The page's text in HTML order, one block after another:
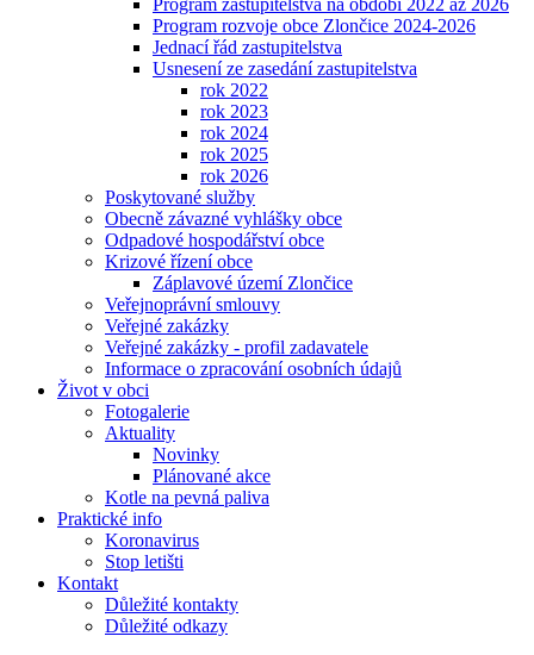
Program zastupitelstva na období 2022 až 2026
Program rozvoje obce Zlončice 2024-2026
Jednací řád zastupitelstva
Usnesení ze zasedání zastupitelstva
rok 2022
rok 2023
rok 2024
rok 2025
rok 2026
Poskytované služby
Obecně závazné vyhlášky obce
Odpadové hospodářství obce
Krizové řízení obce
Záplavové území Zlončice
Veřejnoprávní smlouvy
Veřejné zakázky
Veřejné zakázky - profil zadavatele
Informace o zpracování osobních údajů
Život v obci
Fotogalerie
Aktuality
Novinky
Plánované akce
Kotle na pevná paliva
Praktické info
Koronavirus
Stop letišti
Kontakt
Důležité kontakty
Důležité odkazy